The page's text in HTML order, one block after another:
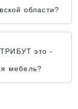
области?
это -
мебель?